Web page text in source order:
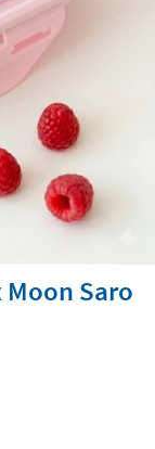
Saro